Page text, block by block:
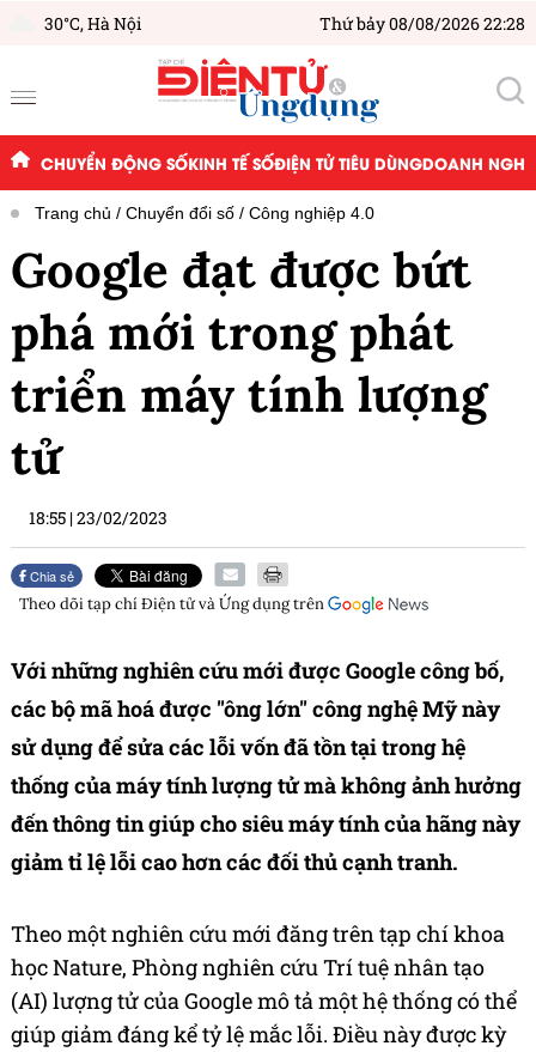
30°C,Hà Nội Thứ bảy 08/08/2026 22:28
CHUYỂN ĐỘNG SỐKINH TẾ SỐĐIỆN TỬ TIÊU DÙNGDOANH
Trang chủ Chuyển đổi số Công nghiệp 4.0
Google đạt được bứt
phá mới trong phát
triển máy tính lượng
tử
18:55 |23/02/2023
Chia sẻ
Theo dõi tạp chíĐiện tử và Ứng dụngtrên
Với những nghiên cứu mới được Google công bố,
các bộ mã hoá được "ông lớn" công nghệ Mỹ này
sử dụng để sửa các lỗi vốn đã tồn tại trong hệ
thống của máy tính lượng tử mà không ảnh hưởng
đến thông tin giúp cho siêu máy tính của hãng này
giảm tỉ lệ lỗi cao hơn các đối thủ cạnh tranh.
Theo một nghiên cứu mới đăng trên tạp chí khoa
học Nature, Phòng nghiên cứu Trí tuệ nhân tạo
(AI) lượng tử của Google mô tả một hệ thống có thể
giúp giảm đáng kể tỷ lệ mắc lỗi. Điều này được kỳ